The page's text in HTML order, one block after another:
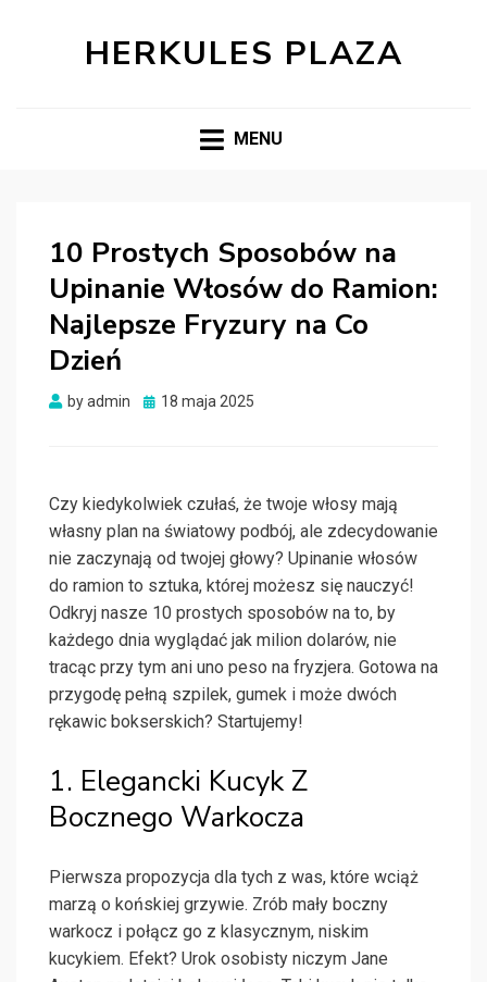
HERKULES PLAZA
MENU
10 Prostych Sposobów na
Upinanie Włosów do Ramion:
Najlepsze Fryzury na Co
Dzień
byadmin
Posted
18 maja 2025
Czy kiedykolwiek czułaś, że twoje włosy mają
własny plan na światowy podbój, ale zdecydowanie
nie zaczynają od twojej głowy? Upinanie włosów
do ramion to sztuka, której możesz się nauczyć!
Odkryj nasze 10 prostych sposobów na to, by
każdego dnia wyglądać jak milion dolarów, nie
tracąc przy tym ani uno peso na fryzjera. Gotowa na
przygodę pełną szpilek, gumek i może dwóch
rękawic bokserskich? Startujemy!
1. Elegancki Kucyk Z
Bocznego Warkocza
Pierwsza propozycja dla tych z was, które wciąż
marzą o końskiej grzywie. Zrób mały boczny
warkocz i połącz go z klasycznym, niskim
kucykiem. Efekt? Urok osobisty niczym Jane